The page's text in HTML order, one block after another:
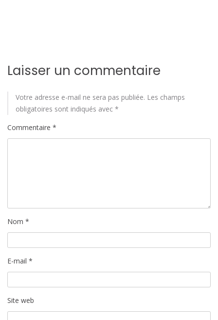
Laisser un commentaire
Votre adresse e-mail ne sera pas publiée. Les champs
obligatoires sont indiqués avec *
Commentaire *
Nom *
E-mail *
Site web